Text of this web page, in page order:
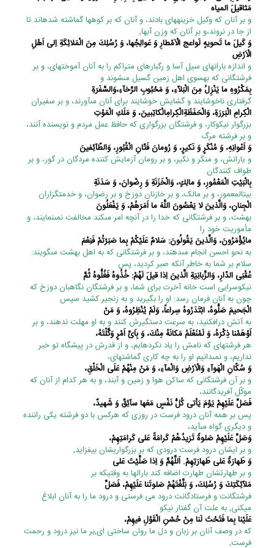
مَثاقيلَ المياه
و بر آنان که وکیل خزینه‏هاى بادند، و آنان که بر کوهها گماشته شده‏اند تا
از جا در نروند،و بر آنان که وزن آبها,
وَ کَيلَ ما تَحويهٍ لَواعج الْاَمْطارِ وَ عَوالِجُها، وَ رُسُلِكَ مِنَ الْمَلائِكَةِ اِلى‏ اَهْلِ
الْاَرْضِ
و اندازه بارانهای سیل آسا و رگبارهای متراکم را به آنان آموخته‏اى، و بر
فرشتگانى که به‏سوى اهل زمین گسیل مى‏شوند و
بِمَكْرُوهِ ما يَنْزِلُ مِنَ الْبَلآءِ، وَ مَحْبُوبِ الرَّخآءِ،وَالسَّفَرَةِ
گرفتارى ناخوشایند و گشایش خوشایند براى آنان مى‏آورند، و بر سفیران
الْكِرامِ الْبَرَرَةِ، وَالْحَفَظَةِالْكِرامِ‏الْكاتِبينَ، وَ مَلَكِ الْمَوْتِ
بزرگوار نیکوکار، و فرشتگان بزرگوارى که حافظ عمل مردم و نویسنده آنند،
و بر فرشته مرگ
وَ اَعْوانِهِ، وَ مُنْكَرٍ وَ نَكيرٍ، وَ رُومانَ فَتّانِ الْقُبُورِ، وَالطّآئِفينَ
و یارانش، و منکَر و نکیر، و بر رومان آزمایش کننده مردگان در گور، و بر
طواف کنندگان
بِالْبَيْتِ الْمَعْمُورِ، وَ مالِكٍ، وَالْخَزَنَةِ وَ رِضْوانَ، وَ سَدَنَةِ
بیت‏المعمور، و بر مالک، و بر خازنان دوزخ و بر رضوان، و خدمتگزاران
الْجِنانِ، وَالَّذينَ لا يَعْصُونَ اللَّهَ ما اَمَرَهُمْ، وَ يَفْعَلُونَ
بهشت، و بر فرشتگانى که خدا را در آنچه امر مى‏کند مخالفت نمى‏نمایند، و
مأموریت خود را
مايُؤْمَرُونَ، وَالَّذينَ يَقُولُونَ: سَلامٌ عَلَيْكُمْ بِما صَبَرْتُمْ فَنِعْمَ
به نحو احسن انجام مى‏دهند، و بر فرشتگانى که به اهل بهشت مى‏گویند:
سلام بر شما به خاطر آنکه صبر کردید، پس
عُقْبَى الدّارِ، وَالزَّبانِيَةِ الَّذينَ اِذا قيلَ لَهُمْ: خُذُوهُ فَغُلُّوهُ ثُمَّ
نیکوسرایى است خانه آخرت براى شما، و بر فرشتگان نگاهبان دوزخ که
چون به آنان فرمان رسد: او را بگیرید و به زنجیر کشید سپس
الْجَحيمَ صَلُّوهُ، ابْتَدَرُوهُ سِراعاً، وَلَمْ يُنْظِرُوهُ، وَ مَنْ
به آتش درافکنید، به سرعت دستگیرش کنند و به او مهلت ندهند، و بر
اَوْهَمْنا ذِكْرَهُ، وَ لَمْ‏نَعْلَمُ مَكانَهُ مِنْكَ، وَ بِاَىِّ اَمْرٍ وَكَّلْتَهُ،
هر فرشته‏اى که نامش را یاد نکرده‏ایم، و از قدرش در پیشگاه تو خبر
نداریم، و نمى‏دانیم او را به چه کارى گماشته‏اى،
وَ سُكّانِ الْهَوآءِ وَالْاَرْضِ وَالْمآءِ، وَ مَنْ مِنْهُمْ عَلَى الْخَلْقِ،
و بر آن فرشتگانى که ساکن هوا و زمین و آبند، و به هر کدام از آنان که
موکّل آفریدگانند،
فَصَلِّ عَلَيْهِمْ يَوْمَ يَاْتى كُلُّ نَفْسٍ مَعَها سآئِقٌ وَ شَهيدٌ،
پس بر همه آنان درود فرست در روزى که هرکس با دو فرشته یکى راننده
و دیگرى گواه مى‏آید،
وَصَلِّ عَلَيْهِمْ صَلوةً تَزيدُهُمْ كَرامَةً عَلى‏ كَرامَتِهِمْ،
و بر ایشان درود فرست درودی که بر بزرگواریشان بیفزاید,
وَ طَهارَةً عَلى‏ طَهارَتِهِمْ. اَللَّهُمَّ وَ اِذا صَلَّيْتَ عَلى‏
و بر طهارتشان طهارت اضافه کند بارالها به وقتیکه بر
مَلآئِكَتِكَ وَ رُسُلِكَ، وَ بَلَّغْتَهُمْ صَلوتَنا عَلَيْهِمْ، فَصَلِّ
فرشتگانت و فرستادگانت درود می فرستی و درود ما را به آنان ابلاغ
میکنی, به علت آن گفتار نیکو
عَلَيْنا بِما فَتَحْتَ لَنا مِنْ حُسْنِ الْقَوْلِ فيهِمْ،
که در وصف آنان بر زبان و دل ما روان ساختی ای,بر ما نیز درود و رحمت
فرست,